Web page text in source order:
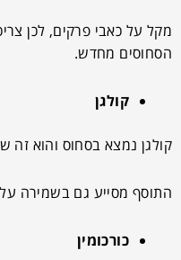
מקל על כאבי פרקים, לכן
הסחוסים מחדש.
קולגן
קולגן נמצא בסחוס והוא
התוסף מסייע גם בשמירה
כורכומין